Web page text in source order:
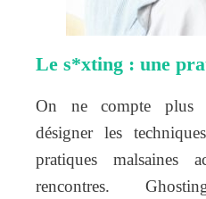
Le s*xting : une
On ne compte plus
désigner les
pratiques malsaines
rencontres.